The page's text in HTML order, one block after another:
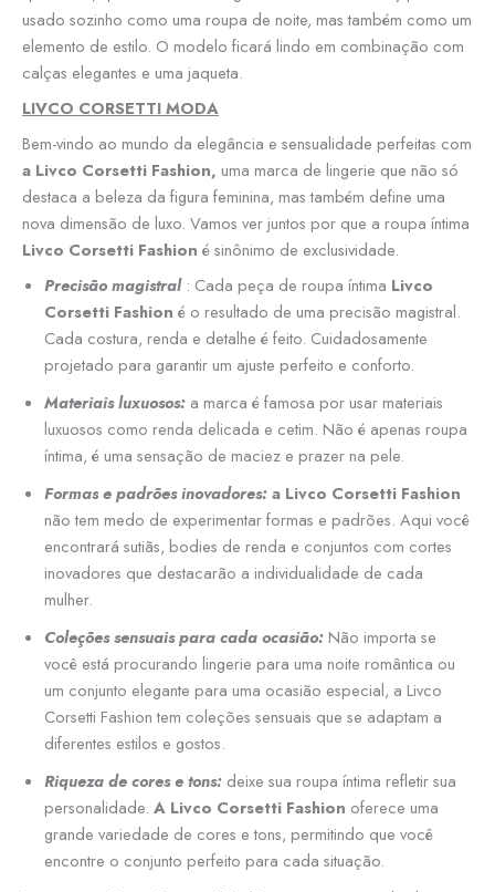
usado sozinho como uma roupa de noite, mas também como um
elemento de estilo. O modelo ficará lindo em combinação com
calças elegantes e uma jaqueta.
LIVCO CORSETTI MODA
Bem-vindo ao mundo da elegância e sensualidade perfeitas com
a Livco Corsetti Fashion, uma marca de lingerie que não só
destaca a beleza da figura feminina, mas também define uma
nova dimensão de luxo. Vamos ver juntos por que a roupa íntima
Livco Corsetti Fashion é sinônimo de exclusividade.
Precisão magistral: Cada peça de roupa íntima Livco
Corsetti Fashion é o resultado de uma precisão magistral.
Cada costura, renda e detalhe é feito. Cuidadosamente
projetado para garantir um ajuste perfeito e conforto.
Materiais luxuosos: a marca é famosa por usar materiais
luxuosos como renda delicada e cetim. Não é apenas roupa
íntima, é uma sensação de maciez e prazer na pele.
Formas e padrões inovadores:a Livco Corsetti Fashion
não tem medo de experimentar formas e padrões. Aqui você
encontrará sutiãs, bodies de renda e conjuntos com cortes
inovadores que destacarão a individualidade de cada
mulher.
Coleções sensuais para cada ocasião: Não importa se
você está procurando lingerie para uma noite romântica ou
um conjunto elegante para uma ocasião especial, a Livco
Corsetti Fashion tem coleções sensuais que se adaptam a
diferentes estilos e gostos.
Riqueza de cores e tons: deixe sua roupa íntima refletir sua
personalidade. A Livco Corsetti Fashion oferece uma
grande variedade de cores e tons, permitindo que você
encontre o conjunto perfeito para cada situação.